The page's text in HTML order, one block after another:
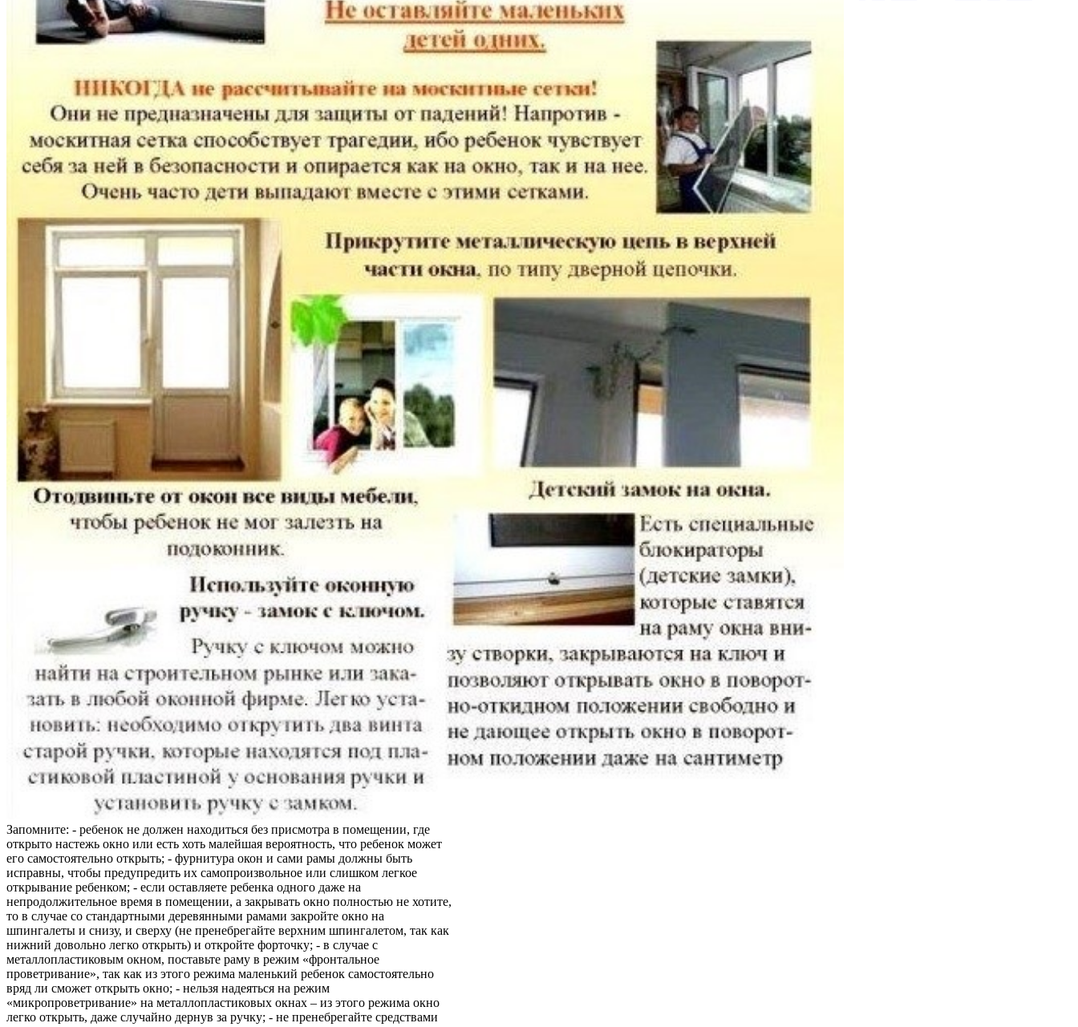
Запомните: - ребенок не должен находиться без присмотра в помещении, где
открыто настежь окно или есть хоть малейшая вероятность, что ребенок может
его самостоятельно открыть; - фурнитура окон и сами рамы должны быть
исправны, чтобы предупредить их самопроизвольное или слишком легкое
открывание ребенком; - если оставляете ребенка одного даже на
непродолжительное время в помещении, а закрывать окно полностью не хотите,
то в случае со стандартными деревянными рамами закройте окно на
шпингалеты и снизу, и сверху (не пренебрегайте верхним шпингалетом, так как
нижний довольно легко открыть) и откройте форточку; - в случае с
металлопластиковым окном, поставьте раму в режим «фронтальное
проветривание», так как из этого режима маленький ребенок самостоятельно
вряд ли сможет открыть окно; - нельзя надеяться на режим
«микропроветривание» на металлопластиковых окнах – из этого режима окно
легко открыть, даже случайно дернув за ручку; - не пренебрегайте средствами